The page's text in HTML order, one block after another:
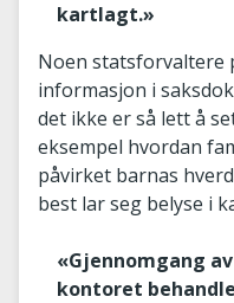
kartlagt.»
Noen statsforvaltere
informasjon i
det ikke er så lett å
eksempel hvordan
påvirket barnas
best lar seg belyse i
«Gjennomgang
kontoret